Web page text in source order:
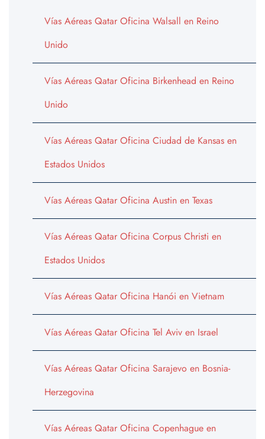
Vías Aéreas Qatar Oficina Walsall en Reino
Unido
Vías Aéreas Qatar Oficina Birkenhead en Reino
Unido
Vías Aéreas Qatar Oficina Ciudad de Kansas en
Estados Unidos
Vías Aéreas Qatar Oficina Austin en Texas
Vías Aéreas Qatar Oficina Corpus Christi en
Estados Unidos
Vías Aéreas Qatar Oficina Hanói en Vietnam
Vías Aéreas Qatar Oficina Tel Aviv en Israel
Vías Aéreas Qatar Oficina Sarajevo en Bosnia-
Herzegovina
Vías Aéreas Qatar Oficina Copenhague en